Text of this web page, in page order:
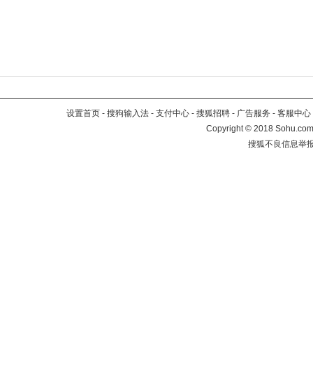
设置首页 - 搜狗输入法 - 支付中心 - 搜狐招聘 - 广告服务 - 客服中心
Copyright©2018
搜狐不良信息举